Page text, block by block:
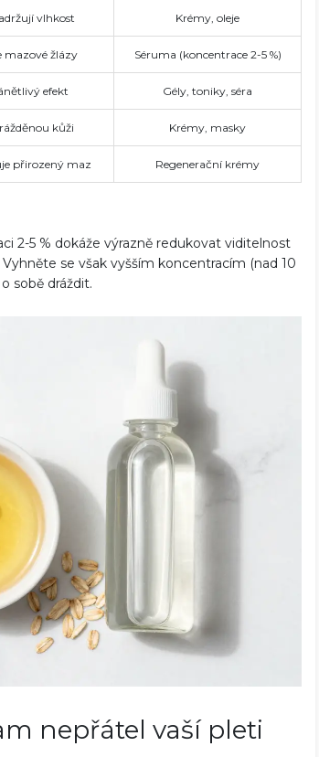
vlhkost Krémy, oleje
mazové žlázy Séruma (koncentrace 2-5 %)
efekt Gély, toniky, séra
kůži Krémy, masky
přirozený maz Regenerační krémy
2-5 % dokáže výrazně redukovat viditelnost
se však vyšším koncentracím (nad 10
sobě dráždit.
nepřátel vaší pleti